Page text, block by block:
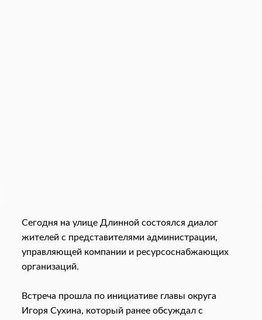
Сегодня на улице Длинной состоялся диалог
жителей с представителями администрации,
управляющей компании и ресурсоснабжающих
организаций.
Встреча прошла по инициативе главы округа
Игоря Сухина, который ранее обсуждал с